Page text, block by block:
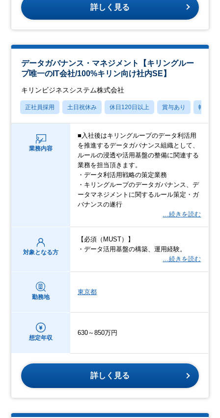
詳しく見る
データガバナンス・マネジメント【キリングルー
プ唯一のIT会社/100%キリン向け社内SE】
キリンビジネスシステム株式会社
正社員採用 土日祝休み 休日120日以上 賞与あり 転勤な
業務内容
■入社後はキリングループのデータ利活用
を推進するデータガバナンス組織として、
ルールの浸透や活用基盤の整備に関連する
業務を担当頂きます。
・データ利活用戦略の策定業務
・キリングループのデータガバナンス、デ
ータマネジメントに関するルール策定・ガ
バナンスの遂行
…続きを読む
対象となる方
【必須（MUST）】
・データ活用基盤の構築、運用経験。
…続きを読む
勤務地
東京都
想定年収
630～850万円
詳しく見る